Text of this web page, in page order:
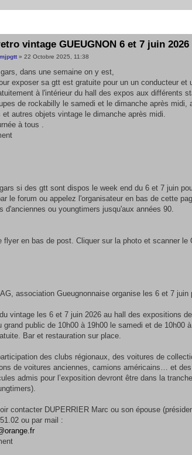
vintage GUEUGNON 6 et 7 juin 2026
» 22 Octobre 2025, 11:38
dans une semaine on y est,
exposer sa gtt est gratuite pour un un conducteur
à l'intérieur du hall des expos aux différents
de rockabilly le samedi et le dimanche après midi,
et autres objets vintage le dimanche après midi.
à tous .
si des gtt sont dispos le week end du 6 et 7 juin
le forum ou appelez l'organisateur en bas de cette
d'anciennes ou youngtimers jusqu'aux années 90.
flyer en bas de post. Cliquer sur la photo et scanner le
association Gueugnonnaise organise les 6 et 7
vintage les 6 et 7 juin 2026 au hall des expositions
grand public de 10h00 à 19h00 le samedi et de 10h00
Bar et restauration sur place.
des clubs régionaux, des voitures de
de voitures anciennes, camions américains… et
admis pour l’exposition devront être dans la
contacter DUPERRIER Marc ou son épouse
ou par mail :